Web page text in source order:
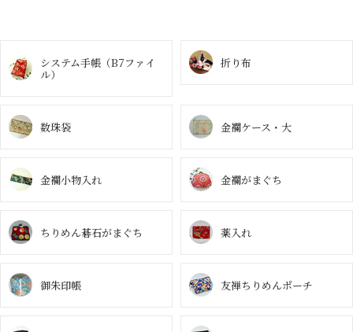
システム手帳 （B7ファイ
ル）
折り布
数珠袋 金襴ケース・大
金襴小物入れ 金襴がまぐち
ちりめん碁石がまぐち 薬入れ
御朱印帳 友禅ちりめんポーチ